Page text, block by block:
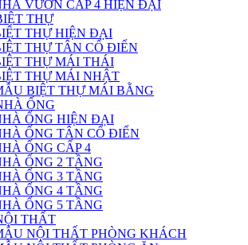
VƯỜN CẤP 4 HIỆN ĐẠI
THỰ
THỰ HIỆN ĐẠI
THỰ TÂN CỔ ĐIỂN
THỰ MÁI THÁI
THỰ MÁI NHẬT
BIỆT THỰ MÁI BẰNG
ỐNG
ỐNG HIỆN ĐẠI
ỐNG TÂN CỔ ĐIỂN
ỐNG CẤP 4
ỐNG 2 TẦNG
ỐNG 3 TẦNG
ỐNG 4 TẦNG
ỐNG 5 TẦNG
THẤT
NỘI THẤT PHÒNG KHÁCH